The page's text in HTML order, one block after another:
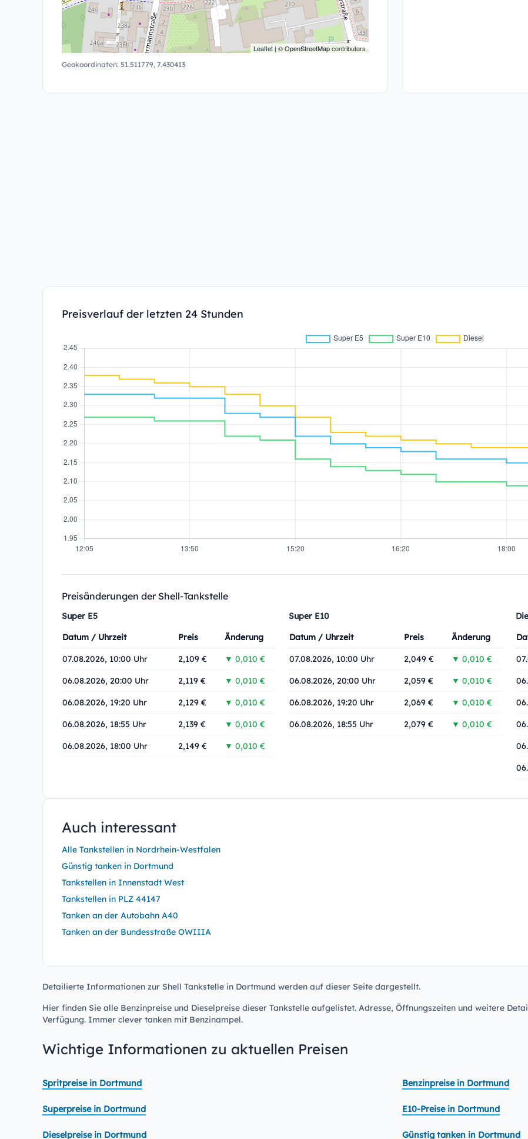
Leaflet| ©OpenStreetMapcontributors
Geokoordinaten: 51.511779, 7.430413
Preisverlauf der letzten 24 Stunden
Preisänderungen der Shell-Tankstelle
Super E5
Datum / Uhrzeit
Preis Änderung
07.08.2026, 10:00 Uhr 2,109 € ▼ 0,010 €
06.08.2026, 20:00 Uhr 2,119 € ▼ 0,010 €
06.08.2026, 19:20 Uhr 2,129 € ▼ 0,010 €
06.08.2026, 18:55 Uhr 2,139 € ▼ 0,010 €
06.08.2026, 18:00 Uhr 2,149 € ▼ 0,010 €
Super E10
Datum / Uhrzeit
Preis Änderung
07.08.2026, 10:00 Uhr 2,049 € ▼ 0,010 €
06.08.2026, 20:00 Uhr 2,059 € ▼ 0,010 €
06.08.2026, 19:20 Uhr 2,069 € ▼ 0,010 €
06.08.2026, 18:55 Uhr 2,079 € ▼ 0,010 €
Auch interessant
Alle Tankstellen in Nordrhein-Westfalen
Günstig tanken in Dortmund
Tankstellen in Innenstadt West
Tankstellen in PLZ 44147
Tanken an der Autobahn A40
Tanken an der Bundesstraße OWIIIA
Detailierte Informationen zur Shell Tankstelle in Dortmund werden auf dieser Seite dargestellt.
Hier finden Sie alle Benzinpreise und Dieselpreise dieser Tankstelle aufgelistet. Adresse, Öffnungszeiten und weitere
Verfügung. Immer clever tanken mit Benzinampel.
Wichtige Informationen zu aktuellen Preisen
Spritpreise in Dortmund Benzinpreise in Dortmund
Superpreise in Dortmund E10-Preise in Dortmund
Dieselpreise in Dortmund Günstig tanken in Dortmund